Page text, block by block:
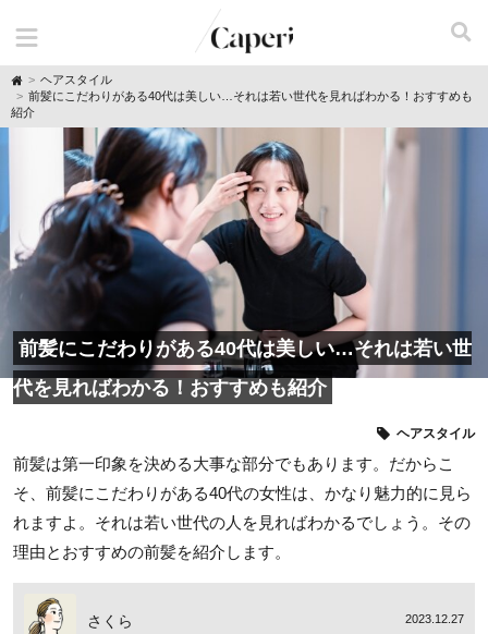
H
o
m
ヘアスタイル
前髪にこだわりがある40代は美しい…それは若い世代を見ればわかる！おすすめも
紹介
前髪にこだわりがある40代は美しい…それは若い世
代を見ればわかる！おすすめも紹介
ヘアスタイル
前髪は第一印象を決める大事な部分でもあります。だからこ
そ、前髪にこだわりがある40代の女性は、かなり魅力的に見ら
れますよ。それは若い世代の人を見ればわかるでしょう。その
理由とおすすめの前髪を紹介します。
さくら 2023.12.27